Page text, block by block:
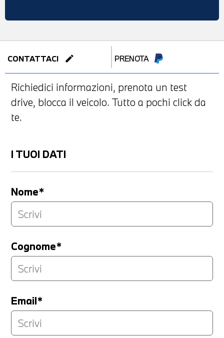
CONTATTACI edit PRENOTA
Richiedici informazioni, prenota un test
drive, blocca il veicolo. Tutto a pochi click da
te.
I TUOI DATI
Nome*
Cognome*
Email*